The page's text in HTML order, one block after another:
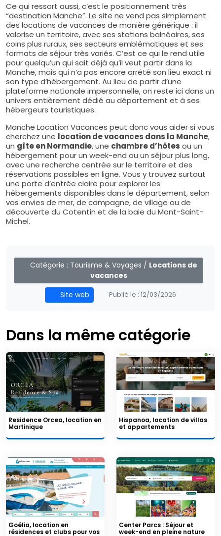
Ce qui ressort aussi, c’est le positionnement très
“destination Manche”. Le site ne vend pas simplement
des locations de vacances de manière générique : il
valorise un territoire, avec ses stations balnéaires, ses
coins plus ruraux, ses secteurs emblématiques et ses
formats de séjour très variés. C’est ce qui le rend utile
pour quelqu’un qui sait déjà qu’il veut partir dans la
Manche, mais qui n’a pas encore arrêté son lieu exact ni
son type d’hébergement. Au lieu de partir d’une
plateforme nationale impersonnelle, on reste ici dans un
univers entièrement dédié au département et à ses
hébergeurs touristiques.
Manche Location Vacances peut donc vous aider si vous
cherchez une location de vacances dans la Manche,
un gîte en Normandie, une chambre d’hôtes ou un
hébergement pour un week-end ou un séjour plus long,
avec une recherche centrée sur le territoire et des
réservations possibles en ligne. Vous y trouvez surtout
une porte d’entrée claire pour explorer les
hébergements disponibles dans le département, selon
vos envies de mer, de campagne, de village ou de
découverte du Cotentin et de la baie du Mont-Saint-
Michel.
Catégorie : Tourisme & Voyages / Locations de
vacances
Site web
Publié le : 12/03/2026
Dans la même catégorie
Residence Orcea, location en
Martinique
Hispanoa, location de villas
et appartements
Goélia, location en
résidences et clubs pour vos
Center Parcs : Séjour et
week-end en pleine nature